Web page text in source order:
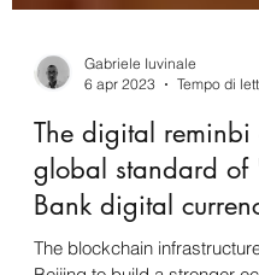
Gabriele Iuvinale
6 apr 2023
Tempo di
The digital reminbi
global standard of